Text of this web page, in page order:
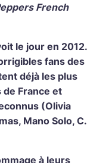
French
le jour en 2012.
fans des
déjà les plus
France et
(Olivia
Mano Solo, C.
à leurs